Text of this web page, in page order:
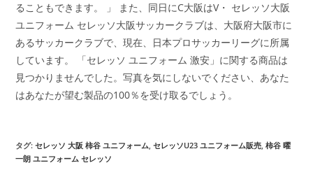
ることもできます。 」 また、同日にC大阪はV・ セレッソ大阪
ユニフォーム セレッソ大阪サッカークラブは、大阪府大阪市に
あるサッカークラブで、現在、日本プロサッカーリーグに所属
しています。 「セレッソ ユニフォーム 激安」に関する商品は
見つかりませんでした。写真を気にしないでください、あなた
はあなたが望む製品の100％を受け取るでしょう。
タグ:セレッソ 大阪 柿谷 ユニフォーム, セレッソU23 ユニフォーム販売, 柿谷 曜
一朗 ユニフォーム セレッソ